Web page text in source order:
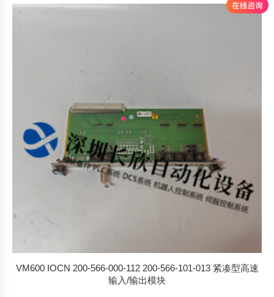
VM600 IOCN 200-566-000-112 200-566-101-013 紧凑型高速
输入/输出模块